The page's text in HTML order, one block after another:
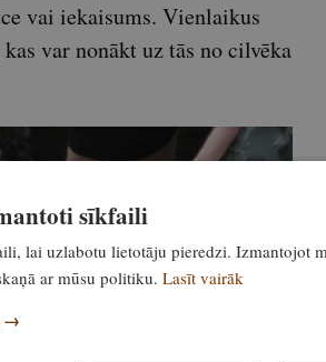
vai iekaisums. Vienlaikus
var nonākt uz tās no cilvēka
sīkfaili
lai uzlabotu lietotāju pieredzi. Izmantojot
ar mūsu politiku. Lasīt vairāk
→